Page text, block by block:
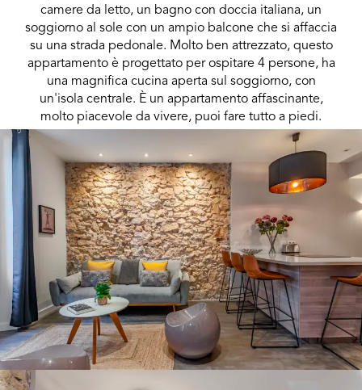
camere da letto, un bagno con doccia italiana, un
soggiorno al sole con un ampio balcone che si affaccia
su una strada pedonale. Molto ben attrezzato, questo
appartamento è progettato per ospitare 4 persone, ha
una magnifica cucina aperta sul soggiorno, con
un'isola centrale. È un appartamento affascinante,
molto piacevole da vivere, puoi fare tutto a piedi.